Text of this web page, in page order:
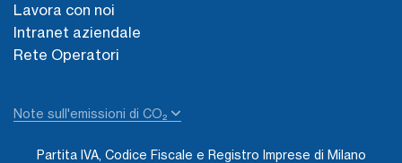
Lavora con noi
Intranet aziendale
Rete Operatori
Note sull'emissioni di CO₂
Partita IVA, Codice Fiscale e Registro Imprese di Milano